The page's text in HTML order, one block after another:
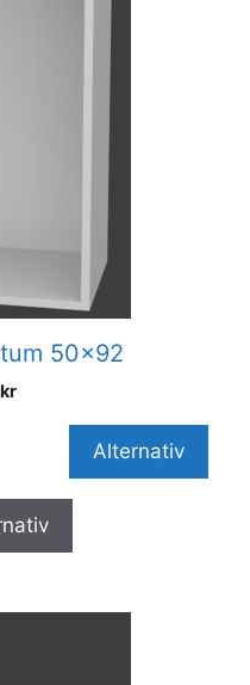
50×92
kr
Alternativ